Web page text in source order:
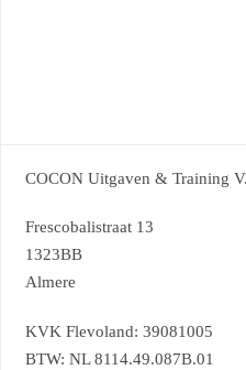
COCON Uitgaven & Training
Frescobalistraat 13
1323BB
Almere
KVK Flevoland: 39081005
BTW: NL 8114.49.087B.01